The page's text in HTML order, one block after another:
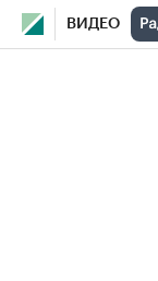
ВИДЕО